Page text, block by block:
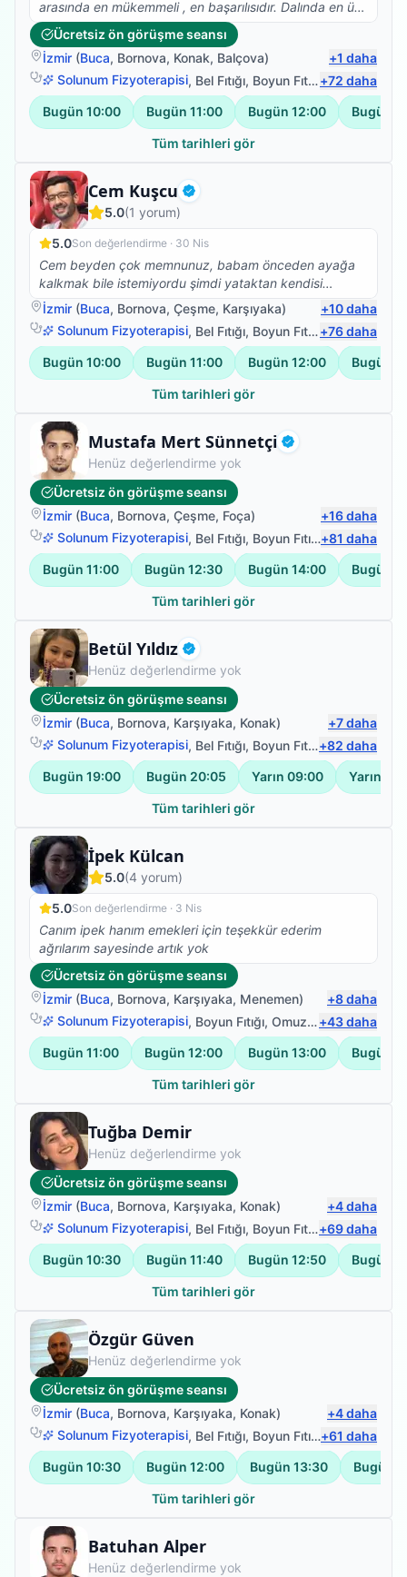
arasında en mükemmeli , en başarılısıdır. Dalında en üst
mevkilerde en kısa zamanda olacağına eminim esra
hanmla çalışmak isteyenlere tavsiye ederim biz çok
memnun kaldık memnun kalacağınıza eminim .
Ücretsiz ön görüşme seansı
İzmir (Buca, Bornova, Konak, Balçova) +1 daha
Solunum Fizyoterapisi, Bel Fıtığı, Boyun Fıtığı ,Omuz Bağ
+72 daha
Bugün 10:00 Bugün 11:00 Bugün 12:00 Bugün
Tüm tarihleri gör
Cem Kuşcu Doğrulanmış
Fizyoterapist
5.0(1 yorum)
5.0Son değerlendirme · 30 Nis
Cem beyden çok memnunuz, babam önceden ayağa
kalkmak bile istemiyordu şimdi yataktan kendisi
kalkıyor yan koltuğa geçiyor, hareket etme konusunda
daha istekli. Çok teşekkür ederiz.
İzmir (Buca, Bornova, Çeşme, Karşıyaka) +10daha
Solunum Fizyoterapisi, Bel Fıtığı, Boyun Fıtığı ,Omuz Bağ
+76daha
Bugün 10:00 Bugün 11:00 Bugün 12:00 Bugün
Tüm tarihleri gör
Mustafa Mert Sünnetçi Doğrulanmış
Fizyoterapist
Henüz değerlendirme yok
Ücretsiz ön görüşme seansı
İzmir (Buca, Bornova, Çeşme, Foça) +16daha
Solunum Fizyoterapisi, Bel Fıtığı, Boyun Fıtığı ,Omuz Bağ
+81 daha
Bugün 11:00 Bugün 12:30 Bugün 14:00 Bugün
Tüm tarihleri gör
Betül Yıldız Doğrulanmış
Fizyoterapist
Henüz değerlendirme yok
Ücretsiz ön görüşme seansı
İzmir (Buca, Bornova, Karşıyaka, Konak) +7daha
Solunum Fizyoterapisi, Bel Fıtığı, Boyun Fıtığı ,Omuz Bağ
+82 daha
Bugün 19:00 Bugün 20:05 Yarın 09:00 Yarın
Tüm tarihleri gör
İpek Külcan
Fizyoterapist
5.0(4 yorum)
5.0Son değerlendirme · 3 Nis
Canım ipek hanım emekleri için teşekkür ederim
ağrılarım sayesinde artık yok
Ücretsiz ön görüşme seansı
İzmir (Buca, Bornova, Karşıyaka, Menemen) +8daha
Solunum Fizyoterapisi, Boyun Fıtığı, Omuz Bağ Yaralanması +43daha
Bugün 11:00 Bugün 12:00 Bugün 13:00 Bugün
Tüm tarihleri gör
Tuğba Demir
Fizyoterapist
Henüz değerlendirme yok
Ücretsiz ön görüşme seansı
İzmir (Buca, Bornova, Karşıyaka, Konak) +4daha
Solunum Fizyoterapisi, Bel Fıtığı, Boyun Fıtığı ,Omuz Bağ
+69daha
Bugün 10:30 Bugün 11:40 Bugün 12:50 Bugün
Tüm tarihleri gör
Özgür Güven
Fizyoterapist
Henüz değerlendirme yok
Ücretsiz ön görüşme seansı
İzmir (Buca, Bornova, Karşıyaka, Konak) +4daha
Solunum Fizyoterapisi, Bel Fıtığı, Boyun Fıtığı ,Omuz Bağ
+61 daha
Bugün 10:30 Bugün 12:00 Bugün 13:30 Bugün
Tüm tarihleri gör
Batuhan Alper
Fizyoterapist
Henüz değerlendirme yok